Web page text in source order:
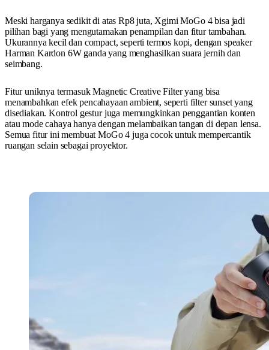
Meski harganya sedikit di atas Rp8 juta, Xgimi MoGo 4 bisa jadi
pilihan bagi yang mengutamakan penampilan dan fitur tambahan.
Ukurannya kecil dan compact, seperti termos kopi, dengan speaker
Harman Kardon 6W ganda yang menghasilkan suara jernih dan
seimbang.
Fitur uniknya termasuk Magnetic Creative Filter yang bisa
menambahkan efek pencahayaan ambient, seperti filter sunset yang
disediakan. Kontrol gestur juga memungkinkan penggantian konten
atau mode cahaya hanya dengan melambaikan tangan di depan lensa.
Semua fitur ini membuat MoGo 4 juga cocok untuk mempercantik
ruangan selain sebagai proyektor.